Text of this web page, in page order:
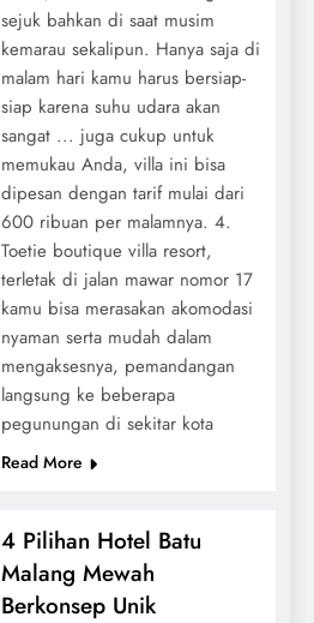
sejuk bahkan di saat musim
kemarau sekalipun. Hanya saja di
malam hari kamu harus bersiap-
siap karena suhu udara akan
sangat ... juga cukup untuk
memukau Anda, villa ini bisa
dipesan dengan tarif mulai dari
600 ribuan per malamnya. 4.
Toetie boutique villa resort,
terletak di jalan mawar nomor 17
kamu bisa merasakan akomodasi
nyaman serta mudah dalam
mengaksesnya, pemandangan
langsung ke beberapa
pegunungan di sekitar kota
Read More
4 Pilihan Hotel Batu
Malang Mewah
Berkonsep Unik